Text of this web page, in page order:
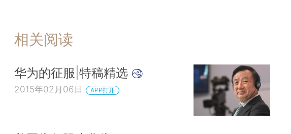
相关阅读
华为的征服|特稿精选
2015年02月06日 APP打开